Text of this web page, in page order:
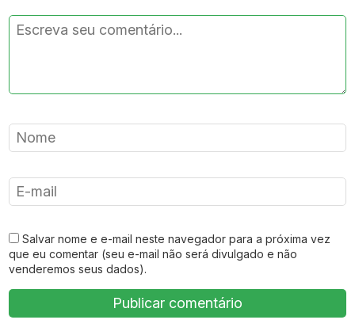
Salvar nome e e-mail neste navegador para a próxima vez
que eu comentar (seu e-mail não será divulgado e não
venderemos seus dados).